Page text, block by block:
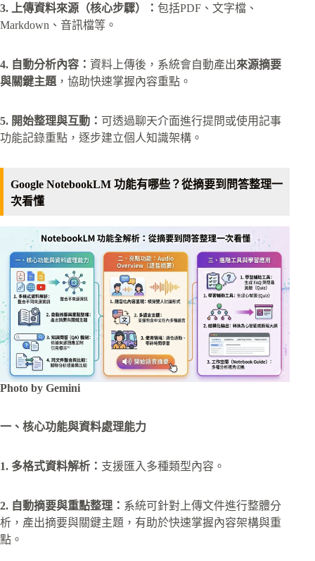
3. 上傳資料來源（核心步驟）： 包括PDF、文字檔、
Markdown、音訊檔等。
4. 自動分析內容： 資料上傳後，系統會自動產出來源摘要
與關鍵主題 ，協助快速掌握內容重點。
5. 開始整理與互動： 可透過聊天介面進行提問或使用記事
功能記錄重點，逐步建立個人知識架構。
Google NotebookLM 功能有哪些？從摘要到問答整理一
次看懂
Photo by Gemini
一、核心功能與資料處理能力
1. 多格式資料解析： 支援匯入多種類型內容。
2. 自動摘要與重點整理： 系統可針對上傳文件進行整體分
析，產出摘要與關鍵主題，有助於快速掌握內容架構與重
點。